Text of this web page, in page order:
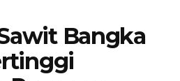
Bangka